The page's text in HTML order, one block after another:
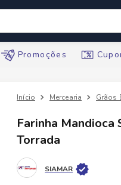
Promoções
Mercearia Grãos
Farinha Mandioca
Torrada
SIAMAR